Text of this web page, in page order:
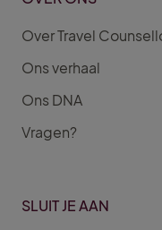
Over Travel
Ons verhaal
Ons DNA
Vragen?
SLUIT JE AAN